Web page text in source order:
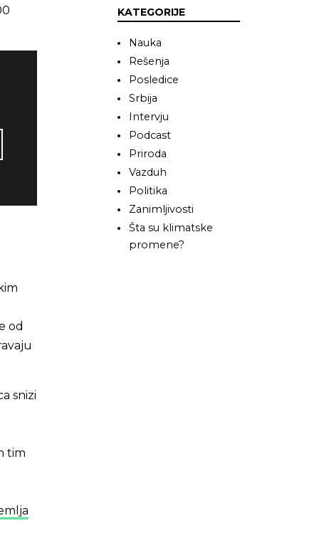
od
snizi
tim
KATEGORIJE
Nauka
Rešenja
Posledice
Srbija
Intervju
Podcast
Priroda
Vazduh
Politika
Zanimljivosti
Šta su klimatske
promene?